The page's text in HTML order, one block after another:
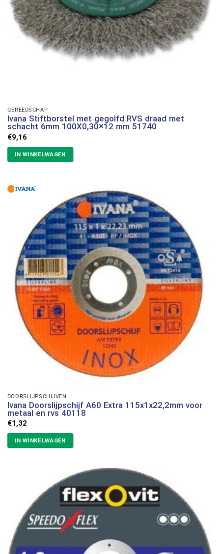
GEREEDSCHAP
Ivana Stiftborstel met gegolfd RVS draad met
schacht 6mm 100X0,30×12 mm 51740
€9,16
IN WINKELWAGEN
DOORSLIJPSCHIJVEN
Ivana Doorslijpschijf A60 Extra 115x1x22,2mm voor
metaal en rvs 40118
€1,32
IN WINKELWAGEN